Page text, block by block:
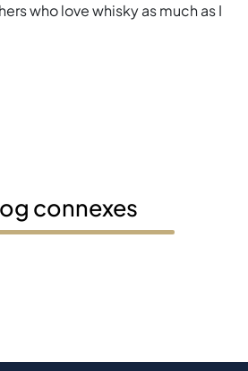
who love whisky as much as I
connexes